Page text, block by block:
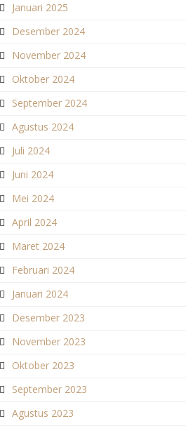
Januari 2025
Desember 2024
November 2024
Oktober 2024
September 2024
Agustus 2024
Juli 2024
Juni 2024
Mei 2024
April 2024
Maret 2024
Februari 2024
Januari 2024
Desember 2023
November 2023
Oktober 2023
September 2023
Agustus 2023